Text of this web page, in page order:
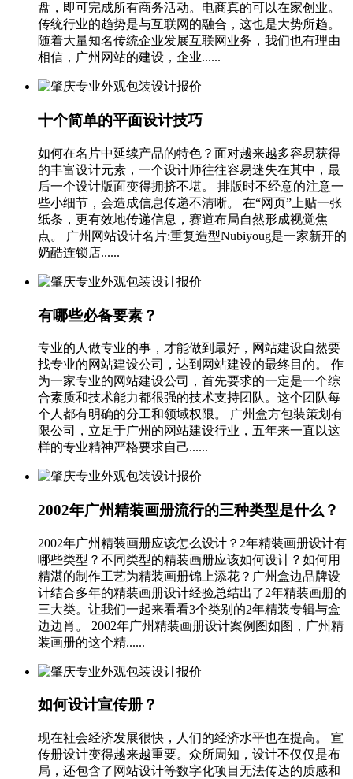
盘，即可完成所有商务活动。电商真的可以在家创业。
传统行业的趋势是与互联网的融合，这也是大势所趋。
随着大量知名传统企业发展互联网业务，我们也有理由
相信，广州网站的建设，企业......
十个简单的平面设计技巧
如何在名片中延续产品的特色？面对越来越多容易获得
的丰富设计元素，一个设计师往往容易迷失在其中，最
后一个设计版面变得拥挤不堪。 排版时不经意的注意一
些小细节，会造成信息传递不清晰。 在“网页”上贴一张
纸条，更有效地传递信息，赛道布局自然形成视觉焦
点。 广州网站设计名片:重复造型Nubiyoug是一家新开的
奶酷连锁店......
有哪些必备要素？
专业的人做专业的事，才能做到最好，网站建设自然要
找专业的网站建设公司，达到网站建设的最终目的。 作
为一家专业的网站建设公司，首先要求的一定是一个综
合素质和技术能力都很强的技术支持团队。这个团队每
个人都有明确的分工和领域权限。 广州盒方包装策划有
限公司，立足于广州的网站建设行业，五年来一直以这
样的专业精神严格要求自己......
2002年广州精装画册流行的三种类型是什么？
2002年广州精装画册应该怎么设计？2年精装画册设计有
哪些类型？不同类型的精装画册应该如何设计？如何用
精湛的制作工艺为精装画册锦上添花？广州盒边品牌设
计结合多年的精装画册设计经验总结出了2年精装画册的
三大类。让我们一起来看看3个类别的2年精装专辑与盒
边边肖。 2002年广州精装画册设计案例图如图，广州精
装画册的这个精......
如何设计宣传册？
现在社会经济发展很快，人们的经济水平也在提高。 宣
传册设计变得越来越重要。众所周知，设计不仅仅是布
局，还包含了网站设计等数字化项目无法传达的质感和